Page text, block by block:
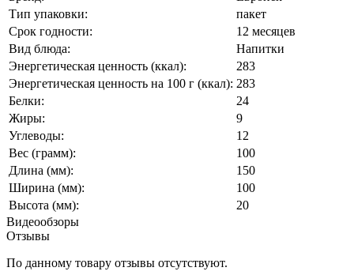
Тип упаковки:
пакет
Срок годности:
12 месяцев
Вид блюда:
Напитки
Энергетическая ценность (ккал):
283
Энергетическая ценность на 100 г (ккал): 283
Белки:
24
Жиры:
9
Углеводы:
12
Вес (грамм):
100
Длина (мм):
150
Ширина (мм):
100
Высота (мм):
20
Видеообзоры
Отзывы
По данному товару отзывы отсутствуют.